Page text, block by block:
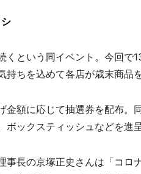
という同イベント。今回で
持ちを込めて各店が歳末商品
額に応じて抽選券を配布。
ボックスティッシュなどを進
長の京塚正史さんは「コロ